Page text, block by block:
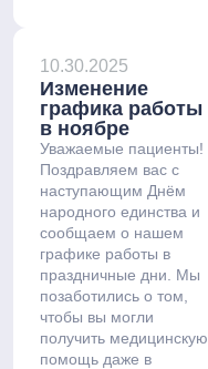
10.30.2025
Изменение
графика работы
в ноябре
Уважаемые пациенты!
Поздравляем вас с
наступающим Днём
народного единства и
сообщаем о нашем
графике работы в
праздничные дни. Мы
позаботились о том,
чтобы вы могли
получить медицинскую
помощь даже в